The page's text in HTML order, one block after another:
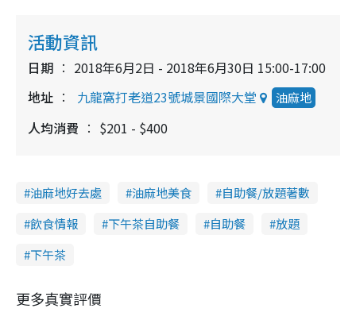
活動資訊
日期
2018年6月2日 - 2018年6月30日 15:00-17:00
地址
九龍窩打老道23號城景國際大堂 油麻地
人均消費 $201 - $400
油麻地好去處 油麻地美食
自助餐/放題著數
飲食情報
下午茶自助餐 自助餐
放題
下午茶
更多真實評價